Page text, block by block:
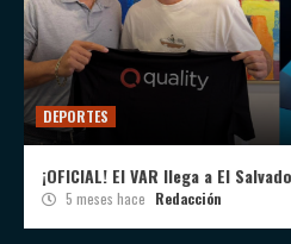
DEPORTES
¡OFICIAL! El VAR llega a El
5 meses hace Redacción